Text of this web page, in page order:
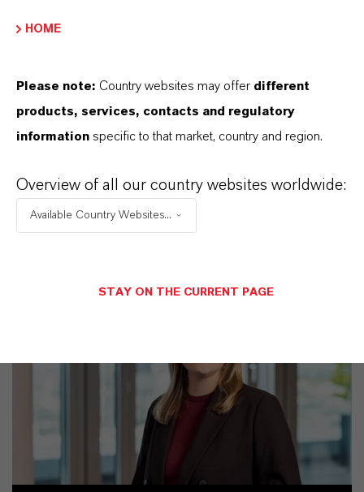
11 Gründe, warum LANXESS der richtige
Partner für Ihr Unternehmen ist
HOME
Please note: Country websites may offer different
products, services, contacts and regulatory
information specific to that market, country and region.
Overview of all our country websites worldwide:
Available Country Websites...
STAY ON THE CURRENT PAGE